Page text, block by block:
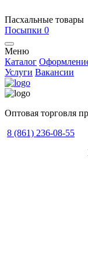
Пасхальные товары
Посыпки 0
Меню
Каталог
Услуги Вакансии
Оптовая торговля
8 (861) 236-08-55